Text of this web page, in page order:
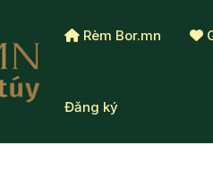
Rèm Bor.mn
Đăng ký